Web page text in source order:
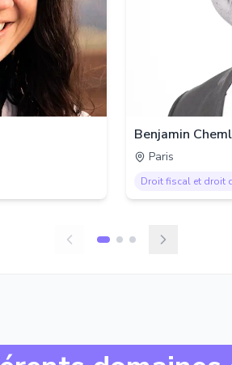
Benjamin
Paris
Droit fiscal et droit